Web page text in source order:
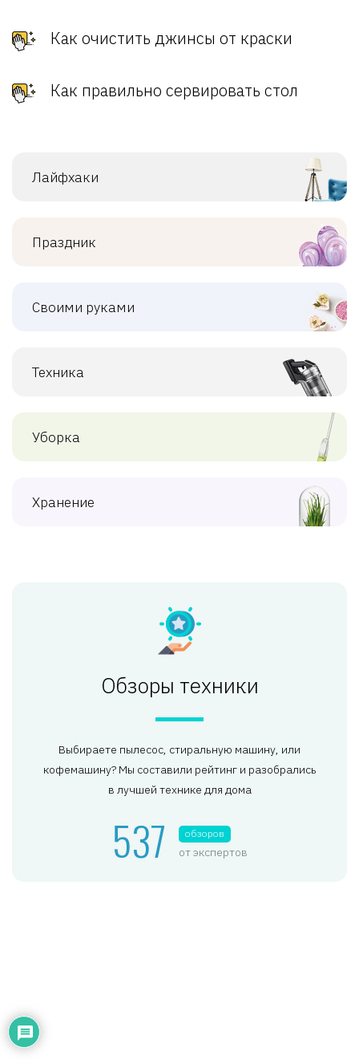
Как очистить джинсы от краски
Как правильно сервировать стол
Лайфхаки
Праздник
Своими руками
Техника
Уборка
Хранение
Обзоры техники
Выбираете пылесос, стиральную машину, или
кофемашину? Мы составили рейтинг и разобрались
в лучшей технике для дома
537 обзоров
от экспертов